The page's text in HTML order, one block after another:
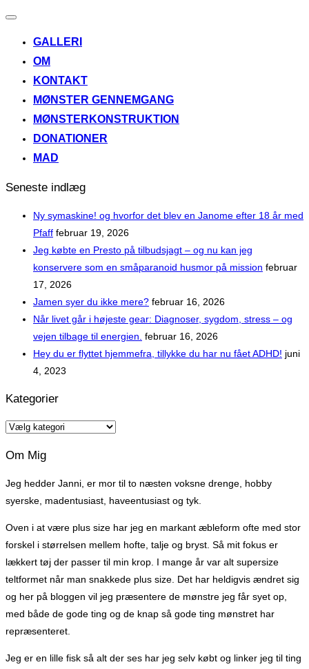
Slå
til/fra
GALLERI
OM
KONTAKT
MØNSTER GENNEMGANG
MØNSTERKONSTRUKTION
DONATIONER
MAD
Seneste indlæg
Ny symaskine! og hvorfor det blev en Janome efter 18 år med
Pfaff februar 19, 2026
Jeg købte en Presto på tilbudsjagt – og nu kan jeg
konservere som en småparanoid husmor på mission februar
17, 2026
Jamen syer du ikke mere? februar 16, 2026
Når livet går i højeste gear: Diagnoser, sygdom, stress – og
vejen tilbage til energien. februar 16, 2026
Hey du er flyttet hjemmefra, tillykke du har nu fået ADHD! juni
4, 2023
Kategorier
Kategorier
Om Mig
Jeg hedder Janni, er mor til to næsten voksne drenge, hobby
syerske, madentusiast, haveentusiast og tyk.
Oven i at være plus size har jeg en markant æbleform ofte med stor
forskel i størrelsen mellem hofte, talje og bryst. Så mit fokus er
lækkert tøj der passer til min krop. I mange år var alt supersize
teltformet når man snakkede plus size. Det har heldigvis ændret sig
og her på bloggen vil jeg præsentere de mønstre jeg får syet op,
med både de gode ting og de knap så gode ting mønstret har
repræsenteret.
Jeg er en lille fisk så alt der ses har jeg selv købt og linker jeg til ting